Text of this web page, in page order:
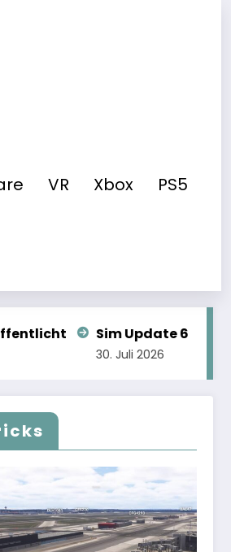
VR Xbox PS5
Guided Tours und etliche